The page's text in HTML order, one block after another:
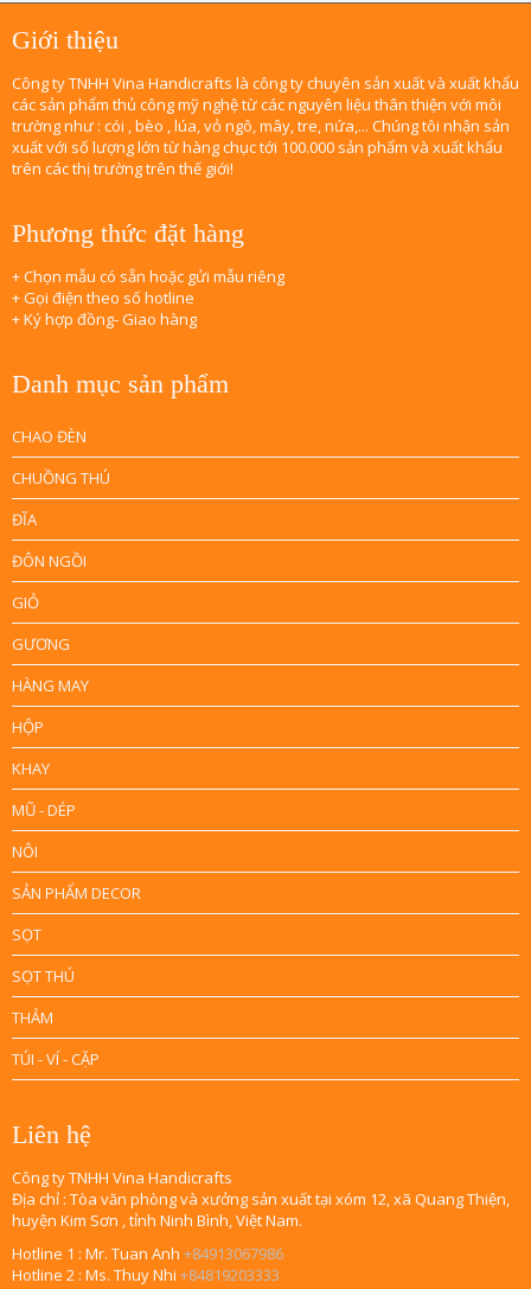
Giới thiệu
Công ty TNHH Vina Handicrafts là công ty chuyên sản xuất và xuất khẩu
các sản phẩm thủ công mỹ nghệ từ các nguyên liệu thân thiện với môi
trường như : cói , bèo , lúa, vỏ ngô, mây, tre, nứa,... Chúng tôi nhận sản
xuất với số lượng lớn từ hàng chục tới 100.000 sản phẩm và xuất khẩu
trên các thị trường trên thế giới!
Phương thức đặt hàng
+ Chọn mẫu có sẵn hoặc gửi mẫu riêng
+ Gọi điện theo số hotline
+ Ký hợp đồng- Giao hàng
Danh mục sản phẩm
CHAO ĐÈN
CHUỒNG THÚ
ĐĨA
ĐÔN NGỒI
GIỎ
GƯƠNG
HÀNG MAY
HỘP
KHAY
MŨ - DÉP
NÔI
SẢN PHẨM DECOR
SỌT
SỌT THÚ
THẢM
TÚI - VÍ - CẶP
Liên hệ
Công ty TNHH Vina Handicrafts
Địa chỉ : Tòa văn phòng và xưởng sản xuất tại xóm 12, xã Quang Thiện,
huyện Kim Sơn , tỉnh Ninh Bình, Việt Nam.
Hotline 1 : Mr. Tuan Anh +84913067986
Hotline 2 : Ms. Thuy Nhi +84819203333